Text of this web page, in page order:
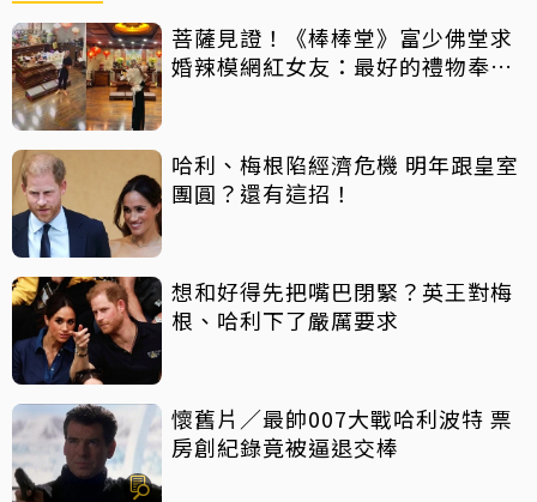
菩薩見證！《棒棒堂》富少佛堂求
婚辣模網紅女友：最好的禮物奉獻
哈利、梅根陷經濟危機 明年跟皇室
團圓？還有這招！
想和好得先把嘴巴閉緊？英王對梅
根、哈利下了嚴厲要求
懷舊片／最帥007大戰哈利波特 票
房創紀錄竟被逼退交棒